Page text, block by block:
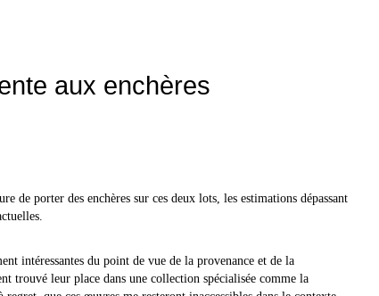
aux enchères
de porter des enchères sur ces deux lots, les estimations dépassant
intéressantes du point de vue de la provenance et de la
trouvé leur place dans une collection spécialisée comme la